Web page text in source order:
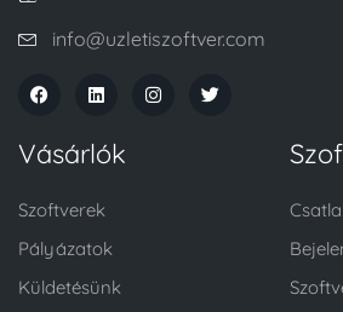
info@uzletiszoftver.com
Vásárlók
Szoftverek
Pályázatok
Küldetésünk